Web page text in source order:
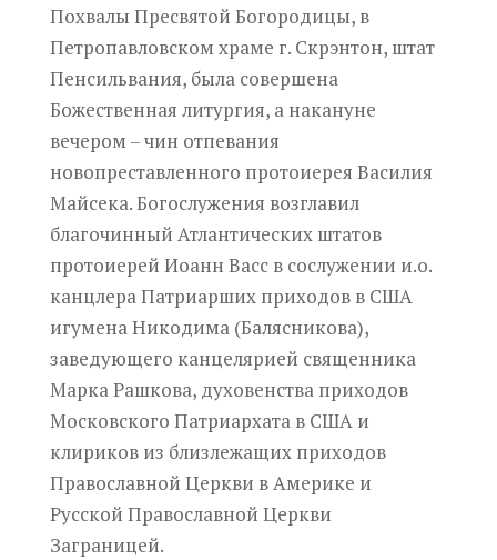
Похвалы Пресвятой Богородицы, в
Петропавловском храме г. Скрэнтон, штат
Пенсильвания, была совершена
Божественная литургия, а накануне
вечером – чин отпевания
новопреставленного протоиерея Василия
Майсека. Богослужения возглавил
благочинный Атлантических штатов
протоиерей Иоанн Васс в сослужении и.о.
канцлера Патриарших приходов в США
игумена Никодима (Балясникова),
заведующего канцелярией священника
Марка Рашкова, духовенства приходов
Московского Патриархата в США и
клириков из близлежащих приходов
Православной Церкви в Америке и
Русской Православной Церкви
Заграницей.